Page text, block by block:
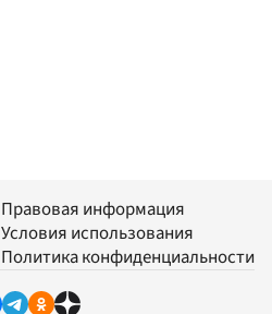
Правовая информация
Условия использования
Политика конфиденциальности